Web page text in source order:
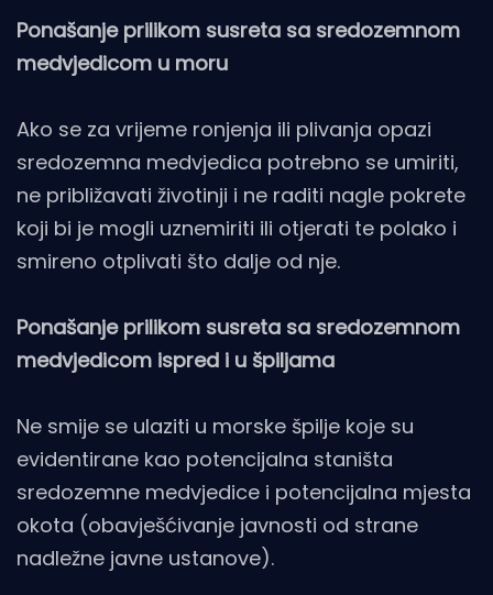
Ponašanje prilikom susreta sa sredozemnom
medvjedicom u moru
Ako se za vrijeme ronjenja ili plivanja opazi
sredozemna medvjedica potrebno se umiriti,
ne približavati životinji i ne raditi nagle pokrete
koji bi je mogli uznemiriti ili otjerati te polako i
smireno otplivati što dalje od nje.
Ponašanje prilikom susreta sa sredozemnom
medvjedicom ispred i u špiljama
Ne smije se ulaziti u morske špilje koje su
evidentirane kao potencijalna staništa
sredozemne medvjedice i potencijalna mjesta
okota (obavješćivanje javnosti od strane
nadležne javne ustanove).